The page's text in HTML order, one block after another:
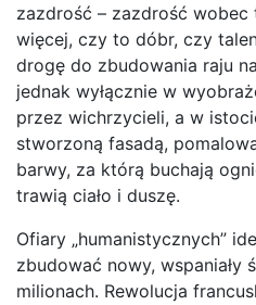
zazdrość – zazdrość
więcej, czy to dóbr, czy
drogę do zbudowania raju
jednak wyłącznie w
przez wichrzycieli, a w
stworzoną fasadą,
barwy, za którą buchają
trawią ciało i duszę.
Ofiary „humanistycznych”
zbudować nowy, wspaniały
milionach. Rewolucja